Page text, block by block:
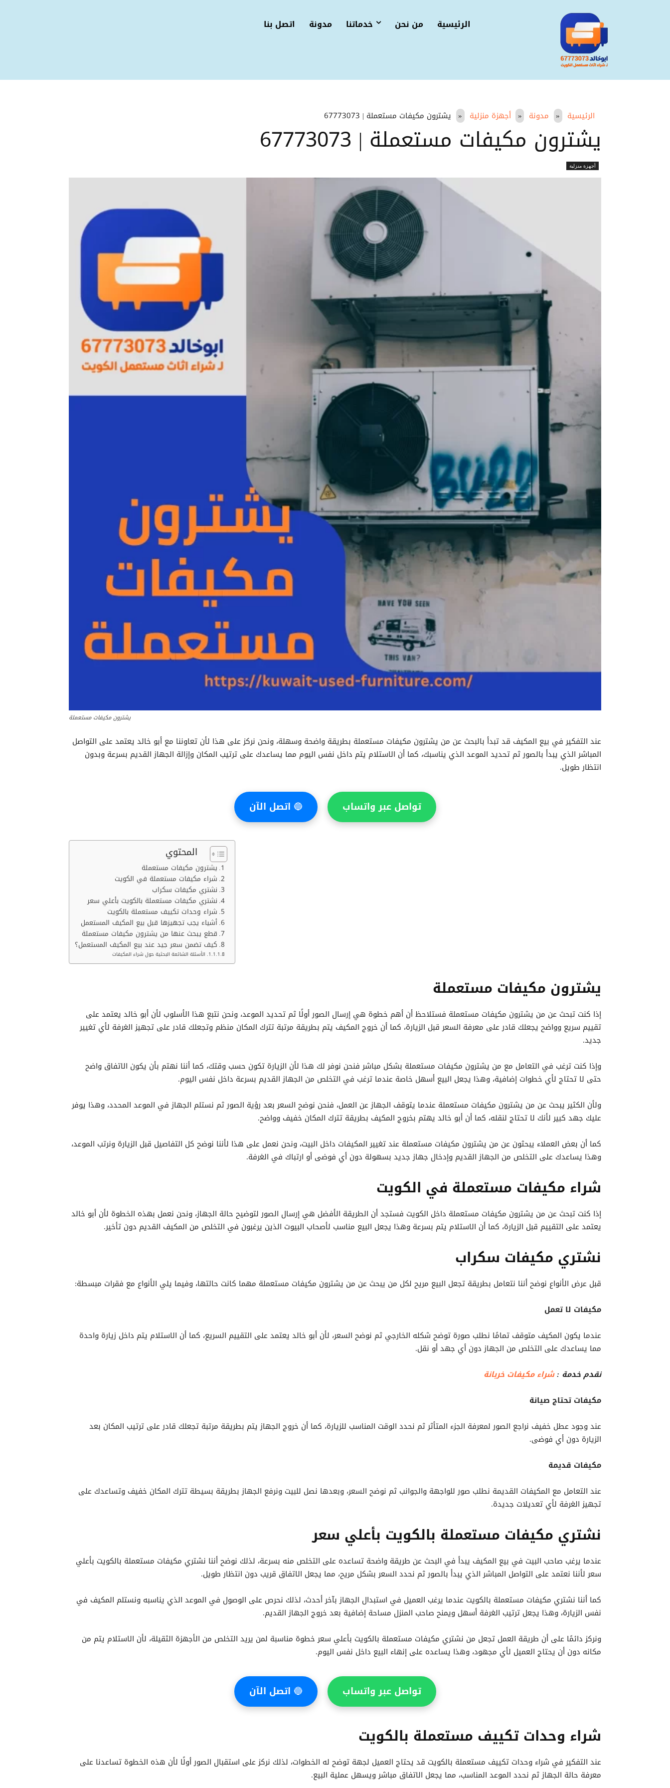
الرئيسية من نحن خدماتنا مدونة اتصل بنا
الرئيسية مدونة أجهزة منزلية يشترون مكيفات مستعملة | 67773073
يشترون مكيفات مستعملة | 67773073
أجهزة منزلية
يشترون مكيفات مستعملة
عند التفكير في بيع المكيف قد تبدأ بالبحث عن من يشترون مكيفات مستعملة بطريقة واضحة وسهلة، ونحن نركز على هذا لأن تعاوننا مع أبو خالد يعتمد على التواصل
المباشر الذي يبدأ بالصور ثم تحديد الموعد الذي يناسبك، كما أن الاستلام يتم داخل نفس اليوم مما يساعدك على ترتيب المكان وإزالة الجهاز القديم بسرعة وبدون
انتظار طويل.
تواصل عبر واتساب 🔵 اتصل الآن
المحتوي
يشترون مكيفات مستعملة
شراء مكيفات مستعملة في الكويت
نشتري مكيفات سكراب
نشتري مكيفات مستعملة بالكويت بأعلي سعر
شراء وحدات تكييف مستعملة بالكويت
أشياء يجب تجهيزها قبل بيع المكيف المستعمل
قطع يبحث عنها من يشترون مكيفات مستعملة
كيف تضمن سعر جيد عند بيع المكيف المستعمل؟
الأسئلة الشائعة البحثية حول شراء المكيفات
يشترون مكيفات مستعملة
إذا كنت تبحث عن من يشترون مكيفات مستعملة فستلاحظ أن أهم خطوة هي إرسال الصور أولًا ثم تحديد الموعد، ونحن نتبع هذا الأسلوب لأن أبو خالد يعتمد على
تقييم سريع وواضح يجعلك قادر على معرفة السعر قبل الزيارة، كما أن خروج المكيف يتم بطريقة مرتبة تترك المكان منظم وتجعلك قادر على تجهيز الغرفة لأي تغيير
جديد.
وإذا كنت ترغب في التعامل مع من يشترون مكيفات مستعملة بشكل مباشر فنحن نوفر لك هذا لأن الزيارة تكون حسب وقتك، كما أننا نهتم بأن يكون الاتفاق واضح
حتى لا تحتاج لأي خطوات إضافية، وهذا يجعل البيع أسهل خاصة عندما ترغب في التخلص من الجهاز القديم بسرعة داخل نفس اليوم.
ولأن الكثير يبحث عن من يشترون مكيفات مستعملة عندما يتوقف الجهاز عن العمل، فنحن نوضح السعر بعد رؤية الصور ثم نستلم الجهاز في الموعد المحدد، وهذا يوفر
عليك جهد كبير لأنك لا تحتاج لنقله، كما أن أبو خالد يهتم بخروج المكيف بطريقة تترك المكان خفيف وواضح.
كما أن بعض العملاء يبحثون عن من يشترون مكيفات مستعملة عند تغيير المكيفات داخل البيت، ونحن نعمل على هذا لأننا نوضح كل التفاصيل قبل الزيارة ونرتب الموعد،
وهذا يساعدك على التخلص من الجهاز القديم وإدخال جهاز جديد بسهولة دون أي فوضى أو ارتباك في الغرفة.
شراء مكيفات مستعملة في الكويت
إذا كنت تبحث عن من يشترون مكيفات مستعملة داخل الكويت فستجد أن الطريقة الأفضل هي إرسال الصور لتوضيح حالة الجهاز، ونحن نعمل بهذه الخطوة لأن أبو خالد
يعتمد على التقييم قبل الزيارة، كما أن الاستلام يتم بسرعة وهذا يجعل البيع مناسب لأصحاب البيوت الذين يرغبون في التخلص من المكيف القديم دون تأخير.
نشتري مكيفات سكراب
قبل عرض الأنواع نوضح أننا نتعامل بطريقة تجعل البيع مريح لكل من يبحث عن من يشترون مكيفات مستعملة مهما كانت حالتها، وفيما يلي الأنواع مع فقرات مبسطة:
مكيفات لا تعمل
عندما يكون المكيف متوقف تمامًا نطلب صورة توضح شكله الخارجي ثم نوضح السعر، لأن أبو خالد يعتمد على التقييم السريع، كما أن الاستلام يتم داخل زيارة واحدة
مما يساعدك على التخلص من الجهاز دون أي جهد أو نقل.
نقدم خدمة :شراء مكيفات خربانة
مكيفات تحتاج صيانة
عند وجود عطل خفيف نراجع الصور لمعرفة الجزء المتأثر ثم نحدد الوقت المناسب للزيارة، كما أن خروج الجهاز يتم بطريقة مرتبة تجعلك قادر على ترتيب المكان بعد
الزيارة دون أي فوضى.
مكيفات قديمة
عند التعامل مع المكيفات القديمة نطلب صور للواجهة والجوانب ثم نوضح السعر، وبعدها نصل للبيت ونرفع الجهاز بطريقة بسيطة تترك المكان خفيف وتساعدك على
تجهيز الغرفة لأي تعديلات جديدة.
نشتري مكيفات مستعملة بالكويت بأعلي سعر
عندما يرغب صاحب البيت في بيع المكيف يبدأ في البحث عن طريقة واضحة تساعده على التخلص منه بسرعة، لذلك نوضح أننا نشتري مكيفات مستعملة بالكويت بأعلي
سعر لأننا نعتمد على التواصل المباشر الذي يبدأ بالصور ثم نحدد السعر بشكل مريح، مما يجعل الاتفاق قريب دون انتظار طويل.
كما أننا نشتري مكيفات مستعملة بالكويت عندما يرغب العميل في استبدال الجهاز بآخر أحدث، لذلك نحرص على الوصول في الموعد الذي يناسبه ونستلم المكيف في
نفس الزيارة، وهذا يجعل ترتيب الغرفة أسهل ويمنح صاحب المنزل مساحة إضافية بعد خروج الجهاز القديم.
ونركز دائمًا على أن طريقة العمل تجعل من نشتري مكيفات مستعملة بالكويت بأعلي سعر خطوة مناسبة لمن يريد التخلص من الأجهزة الثقيلة، لأن الاستلام يتم من
مكانه دون أن يحتاج العميل لأي مجهود، وهذا يساعده على إنهاء البيع داخل نفس اليوم.
تواصل عبر واتساب 🔵 اتصل الآن
شراء وحدات تكييف مستعملة بالكويت
عند التفكير في شراء وحدات تكييف مستعملة بالكويت قد يحتاج العميل لجهة توضح له الخطوات، لذلك نركز على استقبال الصور أولًا لأن هذه الخطوة تساعدنا على
معرفة حالة الجهاز ثم نحدد الموعد المناسب، مما يجعل الاتفاق مباشر ويسهل عملية البيع.